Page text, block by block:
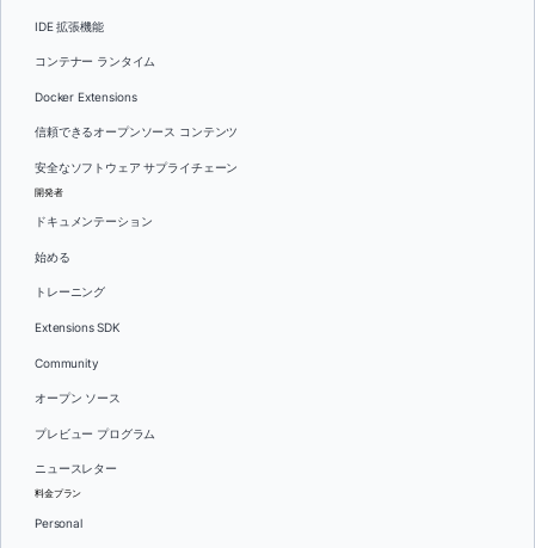
IDE 拡張機能
コンテナー ランタイム
Docker Extensions
信頼できるオープンソース コンテンツ
安全なソフトウェア サプライチェーン
開発者
ドキュメンテーション
始める
トレーニング
Extensions SDK
Community
オープン ソース
プレビュー プログラム
ニュースレター
料金プラン
Personal